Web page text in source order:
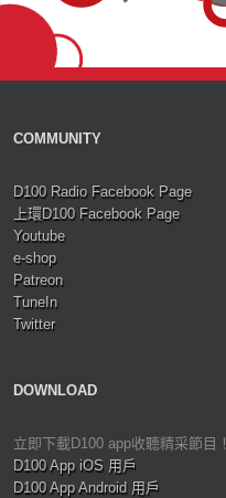
COMMUNITY
D100 Radio Facebook Page
上環D100 Facebook Page
Youtube
e-shop
Patreon
TuneIn
Twitter
DOWNLOAD
立即下載D100 app收聽精采節目！
D100 App iOS 用戶
D100 App Android 用戶